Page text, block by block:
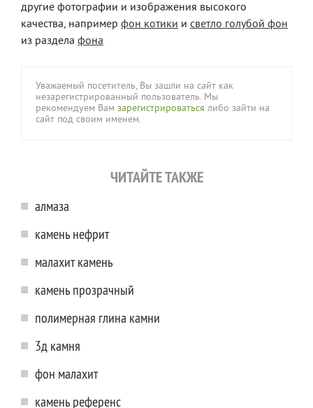
другие фотографии и изображения высокого
качества, например фон котики и светло голубой фон
из раздела фона
Уважаемый посетитель, Вы зашли на сайт как
незарегистрированный пользователь. Мы
рекомендуем Вам зарегистрироваться либо зайти на
сайт под своим именем.
ЧИТАЙТЕ ТАКЖЕ
алмаза
камень нефрит
малахит камень
камень прозрачный
полимерная глина камни
3д камня
фон малахит
камень референс